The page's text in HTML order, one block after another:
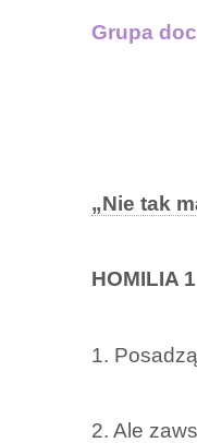
Grupa
„Nie tak
HOMILIA 1
1.
2. Ale